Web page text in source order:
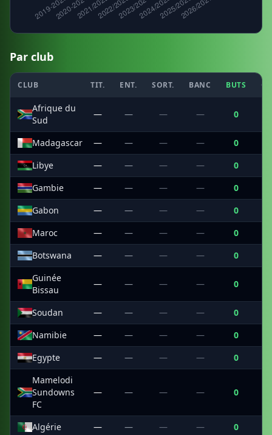
Par club
CLUB TIT. ENT. SORT. BANC BUTS
Afrique du
Sud
— — — — 0
Madagascar — — — — 0
Libye
— — — — 0
Gambie
— — — — 0
Gabon
— — — — 0
Maroc
— — — — 0
Botswana
— — — — 0
Guinée
Bissau
— — — — 0
Soudan — — — — 0
Namibie
— — — — 0
Egypte
— — — — 0
Mamelodi
Sundowns
FC
— — — — 0
Algérie — — — — 0